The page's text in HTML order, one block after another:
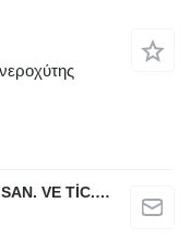
ÜÇKAR SÜT GIDA VE ZİRAİ ÜRÜNLER SAN. VE TİC. LTD. ŞTİ.